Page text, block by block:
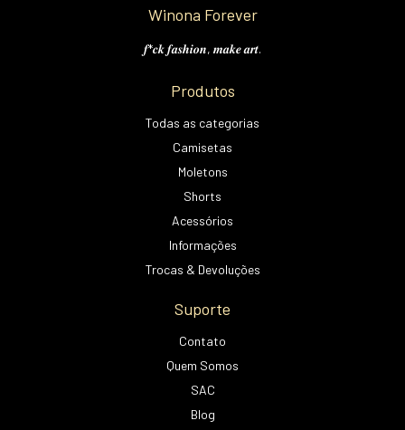
Winona Forever
𝒇*𝒄𝒌 𝒇𝒂𝒔𝒉𝒊𝒐𝒏, 𝒎𝒂𝒌𝒆 𝒂𝒓𝒕.
Produtos
Todas as categorias
Camisetas
Moletons
Shorts
Acessórios
Informações
Trocas & Devoluções
Suporte
Contato
Quem Somos
SAC
Blog